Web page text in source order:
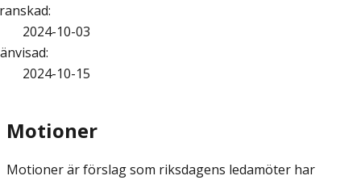
:
2024-10-03
:
2024-10-15
Motioner
Motioner är förslag som riksdagens ledamöter har